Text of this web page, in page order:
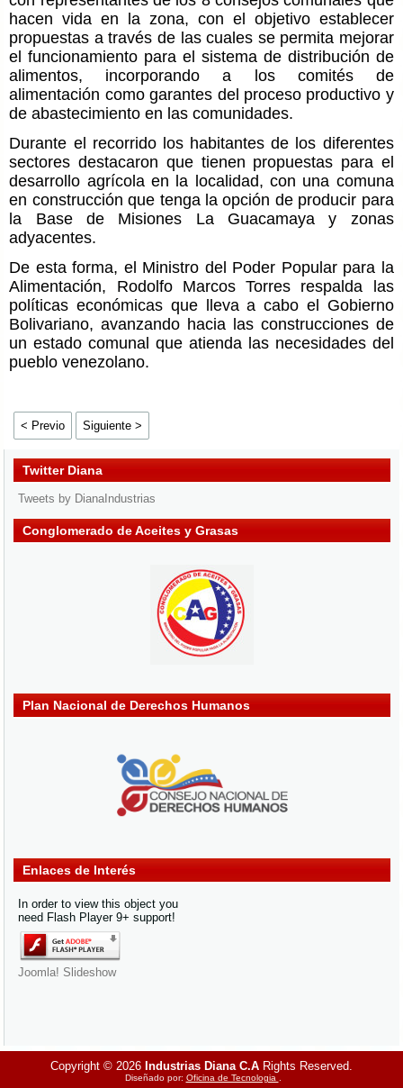
hacen vida en la zona, con el objetivo establecer
propuestas a través de las cuales se permita mejorar
el funcionamiento para el sistema de distribución de
alimentos, incorporando a los comités de
alimentación como garantes del proceso productivo y
de abastecimiento en las comunidades.
Durante el recorrido los habitantes de los diferentes
sectores destacaron que tienen propuestas para el
desarrollo agrícola en la localidad, con una comuna
en construcción que tenga la opción de producir para
la Base de Misiones La Guacamaya y zonas
adyacentes.
De esta forma, el Ministro del Poder Popular para la
Alimentación, Rodolfo Marcos Torres respalda las
políticas económicas que lleva a cabo el Gobierno
Bolivariano, avanzando hacia las construcciones de
un estado comunal que atienda las necesidades del
pueblo venezolano.
< Previo Siguiente >
Twitter Diana
Tweets by DianaIndustrias
Conglomerado de Aceites y Grasas
Plan Nacional de Derechos Humanos
Enlaces de Interés
In order to view this object you
need Flash Player 9+ support!
Joomla! Slideshow
Copyright © 2026 Industrias Diana C.A Rights Reserved.
Diseñado por: Oficina de Tecnologia